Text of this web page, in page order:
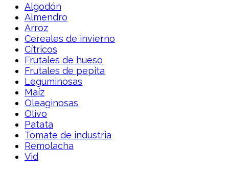
Algodón
Almendro
Arroz
Cereales de invierno
Cítricos
Frutales de hueso
Frutales de pepita
Leguminosas
Maíz
Oleaginosas
Olivo
Patata
Tomate de industria
Remolacha
Vid